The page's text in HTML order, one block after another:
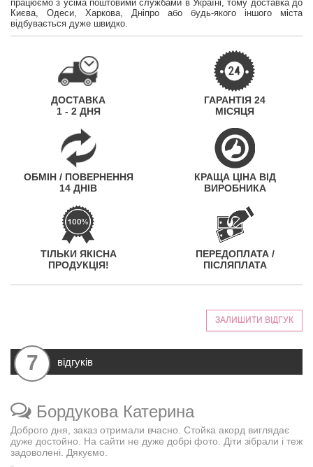
працюємо з усіма поштовими службами в Україні, тому доставка до
Києва, Одеси, Харкова, Дніпро або будь-якого іншого міста
відбувається дуже швидко.
ДОСТАВКА
1 - 2 ДНЯ
ГАРАНТІЯ 24
МІСЯЦЯ
ОБМІН / ПОВЕРНЕННЯ
14 ДНІВ
КРАЩА ЦІНА ВІД
ВИРОБНИКА
ТІЛЬКИ ЯКІСНА
ПРОДУКЦІЯ!
ПЕРЕДОПЛАТА /
ПІСЛЯПЛАТА
ЗАЛИШИТИ ВІДГУК
7 відгуків
Бордукова Катерина
Доброго дня, заказ отримали вчасно. Стойка акорд виглядає
дуже достойно. На сайти не дуже добрі фото. Діти зібрали і теж
задоволені. Дякуємо.